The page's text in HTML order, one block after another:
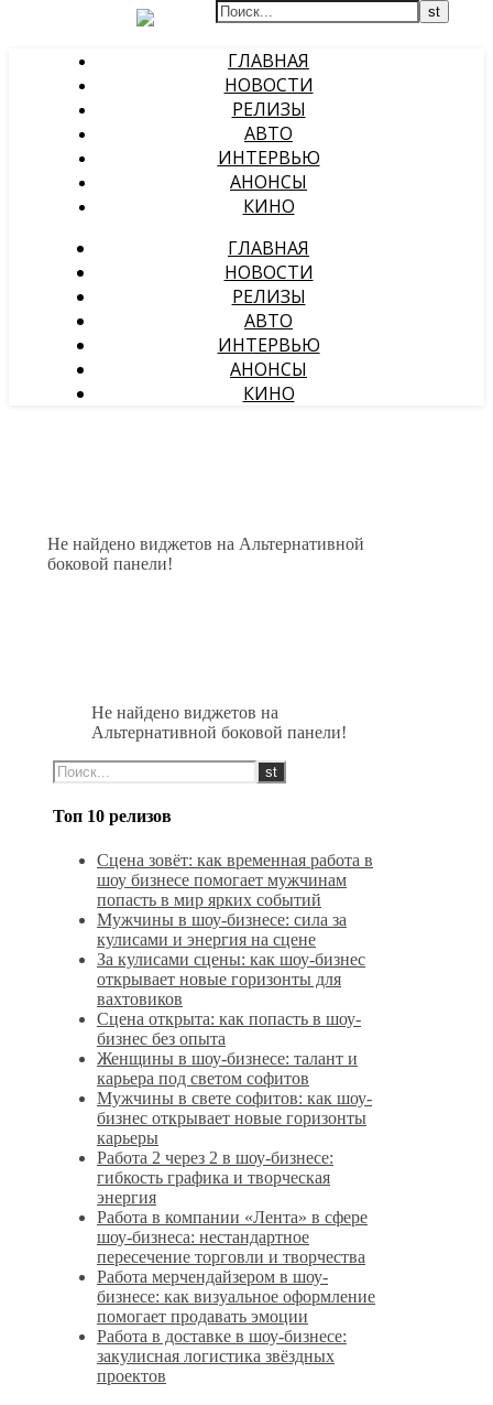
ГЛАВНАЯ
НОВОСТИ
РЕЛИЗЫ
АВТО
ИНТЕРВЬЮ
АНОНСЫ
КИНО
ГЛАВНАЯ
НОВОСТИ
РЕЛИЗЫ
АВТО
ИНТЕРВЬЮ
АНОНСЫ
КИНО
Не найдено виджетов на Альтернативной
боковой панели!
Не найдено виджетов на
Альтернативной боковой панели!
Топ 10 релизов
Сцена зовёт: как временная работа в
шоу бизнесе помогает мужчинам
попасть в мир ярких событий
Мужчины в шоу-бизнесе: сила за
кулисами и энергия на сцене
За кулисами сцены: как шоу-бизнес
открывает новые горизонты для
вахтовиков
Сцена открыта: как попасть в шоу-
бизнес без опыта
Женщины в шоу-бизнесе: талант и
карьера под светом софитов
Мужчины в свете софитов: как шоу-
бизнес открывает новые горизонты
карьеры
Работа 2 через 2 в шоу-бизнесе:
гибкость графика и творческая
энергия
Работа в компании «Лента» в сфере
шоу-бизнеса: нестандартное
пересечение торговли и творчества
Работа мерчендайзером в шоу-
бизнесе: как визуальное оформление
помогает продавать эмоции
Работа в доставке в шоу-бизнесе:
закулисная логистика звёздных
проектов